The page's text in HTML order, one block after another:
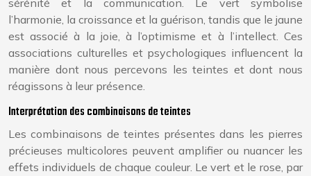
sérénité et la communication. Le vert symbolise
l’harmonie, la croissance et la guérison, tandis que le jaune
est associé à la joie, à l’optimisme et à l’intellect. Ces
associations culturelles et psychologiques influencent la
manière dont nous percevons les teintes et dont nous
réagissons à leur présence.
Interprétation des combinaisons de teintes
Les combinaisons de teintes présentes dans les pierres
précieuses multicolores peuvent amplifier ou nuancer les
effets individuels de chaque couleur. Le vert et le rose, par